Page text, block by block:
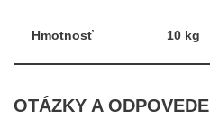
Hmotnosť 10 kg
OTÁZKY A ODPOVEDE